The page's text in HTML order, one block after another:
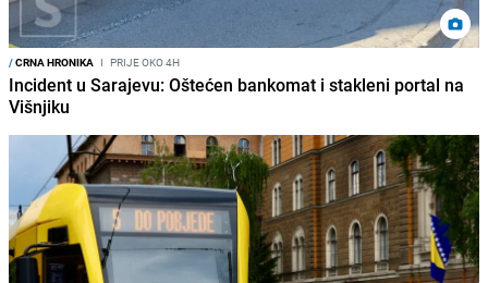
/CRNA HRONIKA I PRIJE OKO 4H
Incident u Sarajevu: Oštećen bankomat i stakleni portal na
Višnjiku